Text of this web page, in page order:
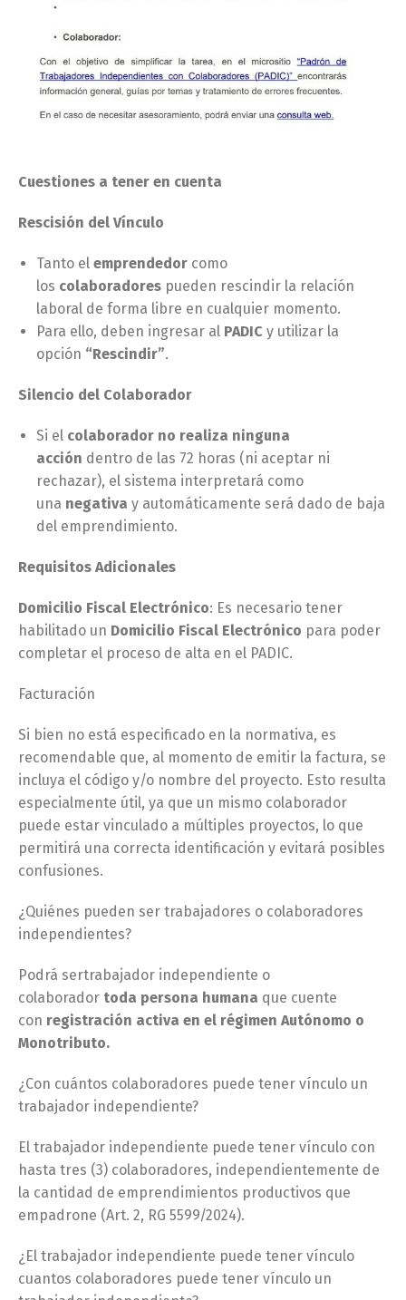
Cuestiones a tener en cuenta
Rescisión del Vínculo
Tanto el emprendedor como
los colaboradores pueden rescindir la relación
laboral de forma libre en cualquier momento.
Para ello, deben ingresar al PADIC y utilizar la
opción “Rescindir”.
Silencio del Colaborador
Si el colaborador no realiza ninguna
acción dentro de las 72 horas (ni aceptar ni
rechazar), el sistema interpretará como
una negativa y automáticamente será dado de baja
del emprendimiento.
Requisitos Adicionales
Domicilio Fiscal Electrónico: Es necesario tener
habilitado un Domicilio Fiscal Electrónico para poder
completar el proceso de alta en el PADIC.
Facturación
Si bien no está especificado en la normativa, es
recomendable que, al momento de emitir la factura, se
incluya el código y/o nombre del proyecto. Esto resulta
especialmente útil, ya que un mismo colaborador
puede estar vinculado a múltiples proyectos, lo que
permitirá una correcta identificación y evitará posibles
confusiones.
¿Quiénes pueden ser trabajadores o colaboradores
independientes?
Podrá sertrabajador independiente o
colaborador toda persona humana que cuente
con registración activa en el régimen Autónomo o
Monotributo.
¿Con cuántos colaboradores puede tener vínculo un
trabajador independiente?
El trabajador independiente puede tener vínculo con
hasta tres (3) colaboradores, independientemente de
la cantidad de emprendimientos productivos que
empadrone (Art. 2, RG 5599/2024).
¿El trabajador independiente puede tener vínculo
cuantos colaboradores puede tener vínculo un